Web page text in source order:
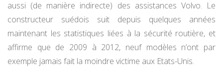
aussi (de manière indirecte) des assistances Volvo. Le
constructeur suédois suit depuis quelques années
maintenant les statistiques liées à la sécurité routière, et
affirme que de 2009 à 2012, neuf modèles n’ont par
exemple jamais fait la moindre victime aux Etats-Unis.